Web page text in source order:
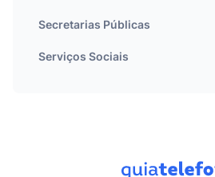
Secretarias Públicas
Serviços Sociais